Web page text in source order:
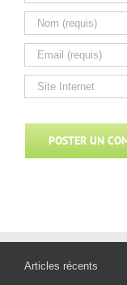
Articles récents